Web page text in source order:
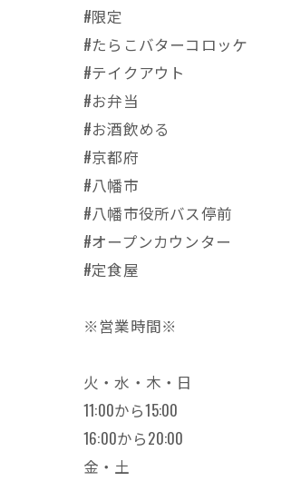
#限定
#たらこバターコロッケ
#テイクアウト
#お弁当
#お酒飲める
#京都府
#八幡市
#八幡市役所バス停前
#オープンカウンター
#定食屋
※営業時間※
火・水・木・日
11:00から15:00
16:00から20:00
金・土